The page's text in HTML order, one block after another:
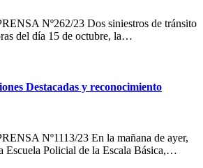
Nº262/23 Dos siniestros de tránsito
del día 15 de octubre, la…
Destacadas y reconocimiento
Nº1113/23 En la mañana de ayer,
Escuela Policial de la Escala Básica,…